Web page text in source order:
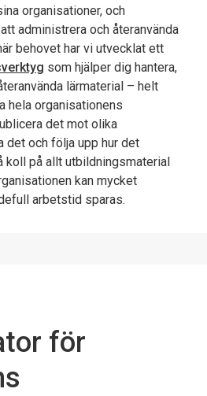
organisationer, och
administrera och återanvända
behovet har vi utvecklat ett
som hjälper dig hantera,
lärmaterial – helt
hela organisationens
det mot olika
det och följa upp hur det
koll på allt utbildningsmaterial
kan mycket
arbetstid sparas.
för